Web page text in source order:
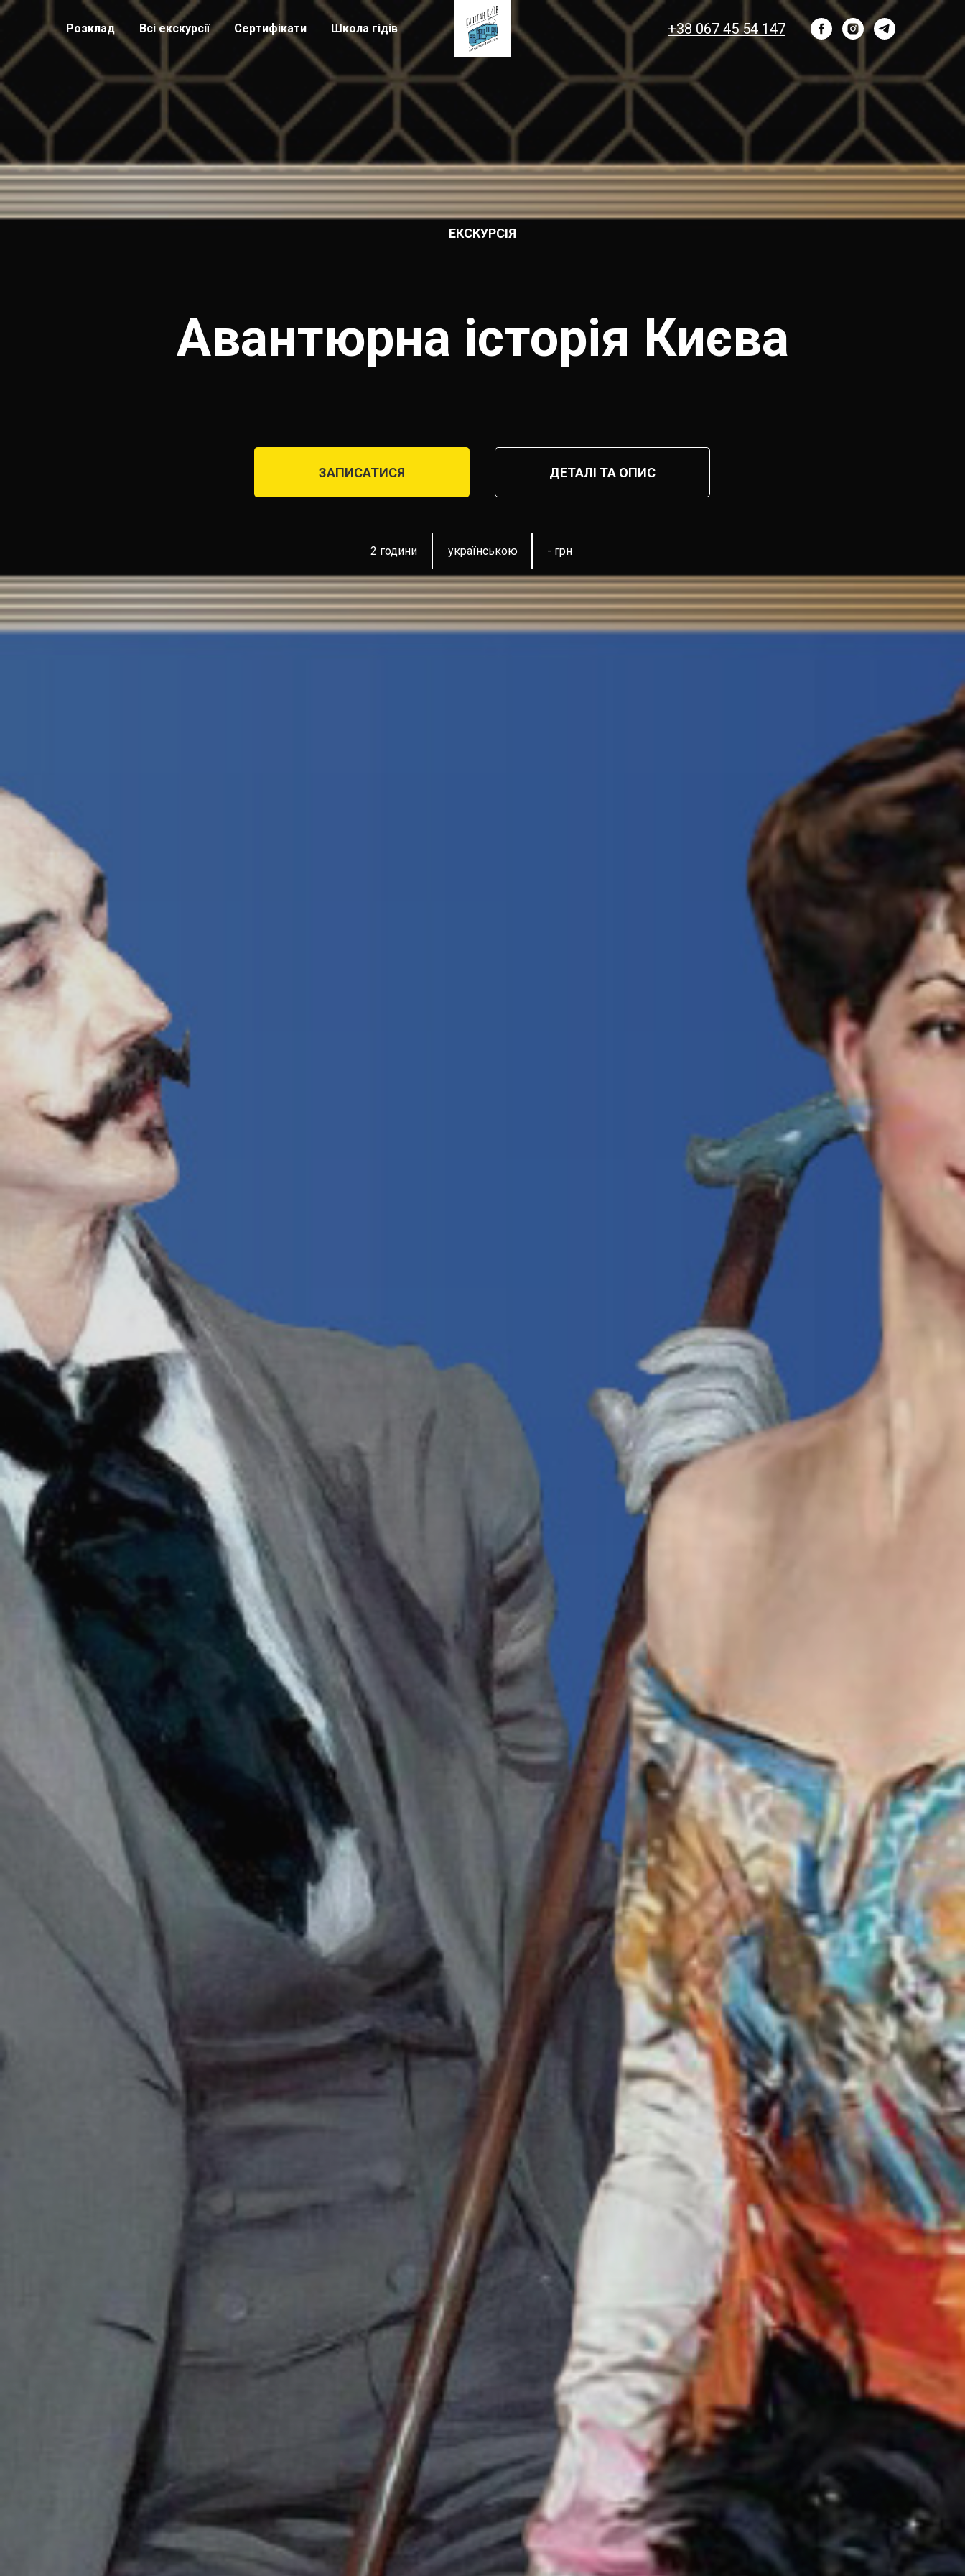
Розклад Всі екскурсії Сертифікати Школа гідів +38 067 45 54 147
ЕКСКУРСІЯ
Авантюрна історія Києва
ЗАПИСАТИСЯ ДЕТАЛІ ТА ОПИС
українською
2 години - грн